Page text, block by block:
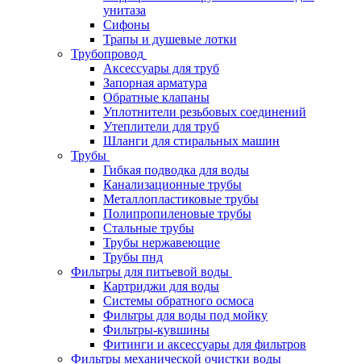
унитаза
Сифоны
Трапы и душевые лотки
Трубопровод
Аксессуары для труб
Запорная арматура
Обратные клапаны
Уплотнители резьбовых соединений
Утеплители для труб
Шланги для стиральных машин
Трубы
Гибкая подводка для воды
Канализационные трубы
Металлопластиковые трубы
Полипропиленовые трубы
Стальные трубы
Трубы нержавеющие
Трубы пнд
Фильтры для питьевой воды
Картриджи для воды
Системы обратного осмоса
Фильтры для воды под мойку
Фильтры-кувшины
Фитинги и аксессуары для фильтров
Фильтры механической очистки воды